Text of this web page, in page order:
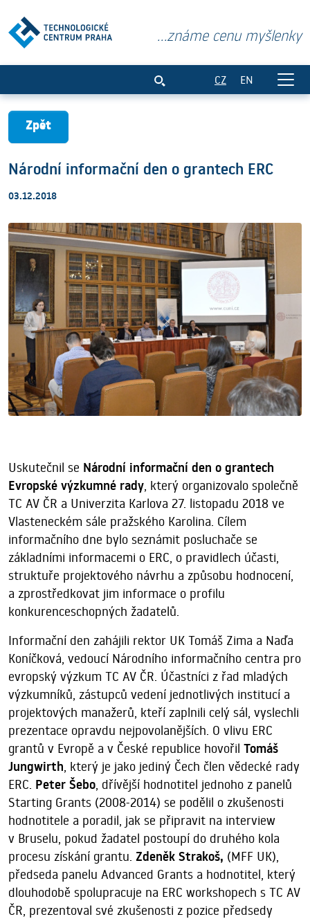
...známe cenu myšlenky
CZ EN
Zpět
Národní informační den o grantech ERC
03.12.2018
Uskutečnil se Národní informační den o grantech
Evropské výzkumné rady , který organizovalo společně
TC AV ČR a Univerzita Karlova 27. listopadu 2018 ve
Vlasteneckém sále pražského Karolina. Cílem
informačního dne bylo seznámit posluchače se
základními informacemi o ERC, o pravidlech účasti,
struktuře projektového návrhu a způsobu hodnocení,
a zprostředkovat jim informace o profilu
konkurenceschopných žadatelů.
Informační den zahájili rektor UK Tomáš Zima a Naďa
Koníčková, vedoucí Národního informačního centra pro
evropský výzkum TC AV ČR. Účastníci z řad mladých
výzkumníků, zástupců vedení jednotlivých institucí a
projektových manažerů, kteří zaplnili celý sál, vyslechli
prezentace opravdu nejpovolanějších. O vlivu ERC
grantů v Evropě a v České republice hovořil Tomáš
Jungwirth , který je jako jediný Čech člen vědecké rady
ERC. Peter Šebo , dřívější hodnotitel jednoho z panelů
Starting Grants (2008-2014) se podělil o zkušenosti
hodnotitele a poradil, jak se připravit na interview
v Bruselu, pokud žadatel postoupí do druhého kola
procesu získání grantu. Zdeněk Strakoš, (MFF UK),
předseda panelu Advanced Grants a hodnotitel, který
dlouhodobě spolupracuje na ERC workshopech s TC AV
ČR, prezentoval své zkušenosti z pozice předsedy